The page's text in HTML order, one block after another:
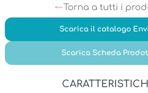
Torna a tutti i
Scarica il catalogo
Scarica Scheda